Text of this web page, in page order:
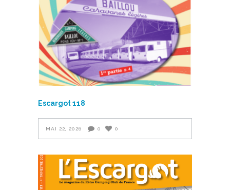
Escargot 118
MAI 22, 2026 0 0